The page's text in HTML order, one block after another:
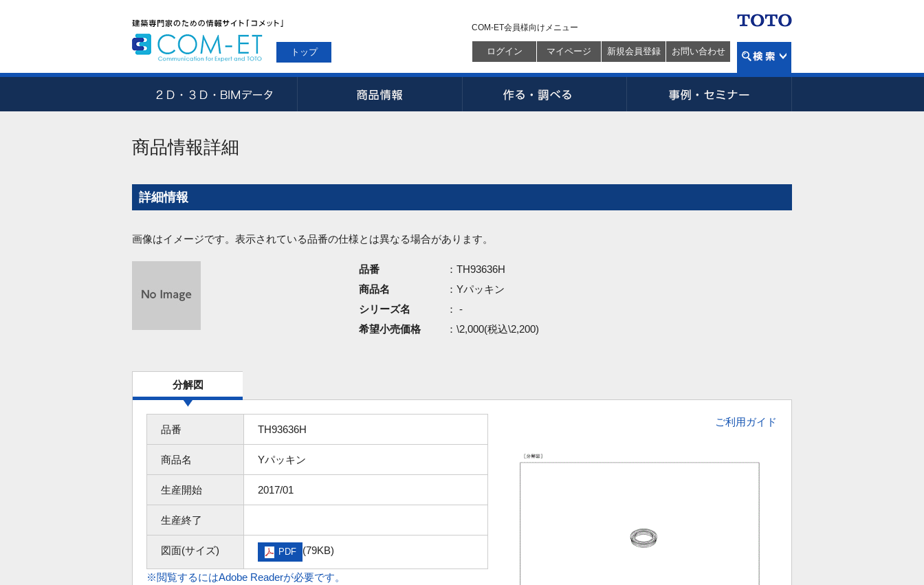
トップ
COM-ET会員様向けメニュー
ログイン マイページ 新規会員登録 お問い合わせ
商品情報詳細
詳細情報
画像はイメージです。表示されている品番の仕様とは異なる場合があります。
品番
：TH93636H
商品名
：Yパッキン
シリーズ名
： -
希望小売価格
：\2,000(税込\2,200)
分解図
品番 TH93636H
商品名 Yパッキン
生産開始 2017/01
生産終了
図面(サイズ) PDF (79KB)
※閲覧するにはAdobe Readerが必要です。
ご利用ガイド